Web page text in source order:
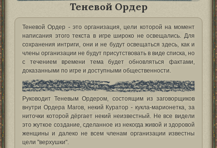
Теневой Ордер
Теневой Ордер - это организация, цели которой на момент
написания этого текста в игре широко не освещались. Для
сохранения интриги, они и не будут освещаться здесь, как и
члены организации не будут присутствовать в виде списка, но
с течением времени тема будет обновляться фактами,
доказанными по игре и доступными общественности.
Руководит Теневым Ордером, состоящим из заговорщиков
внутри Ордера Магов, некий Куратор - кукла-марионетка, за
ниточки которой дёргает некий неизвестный. Не все видели
это жуткое создание, сделанное из некогда живой и здоровой
женщины и далеко не всем членам организации известны
цели "верхушки".